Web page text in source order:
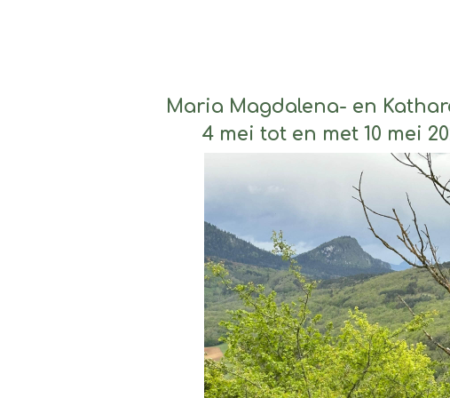
Maria Magdalena- en
4 mei tot en met 10 mei